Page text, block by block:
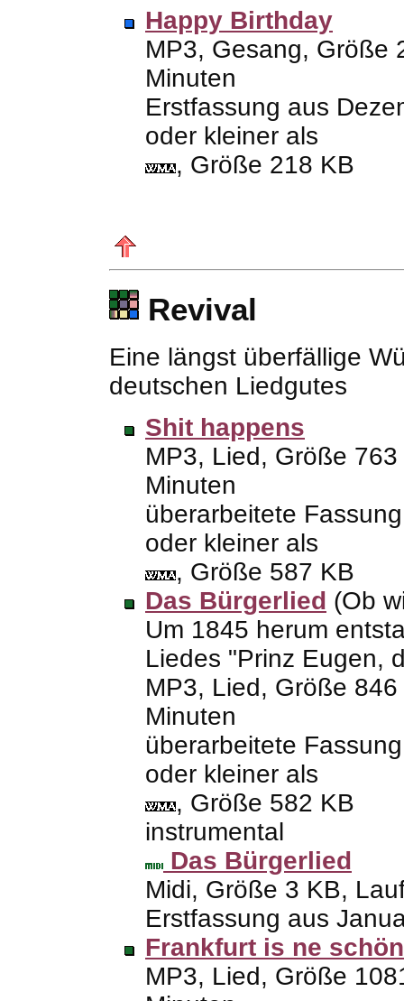
Happy Birthday
MP3, Gesang, Größe
Minuten
Erstfassung aus
oder kleiner als
, Größe 218 KB
Revival
Eine längst überfällige
deutschen Liedgutes
Shit happens
MP3, Lied, Größe 763
Minuten
überarbeitete
oder kleiner als
, Größe 587 KB
Das Bürgerlied (Ob
Um 1845 herum
Liedes "Prinz Eugen,
MP3, Lied, Größe 846
Minuten
überarbeitete
oder kleiner als
, Größe 582 KB
instrumental
Das Bürgerlied
Midi, Größe 3 KB,
Erstfassung aus
Frankfurt is ne
MP3, Lied, Größe